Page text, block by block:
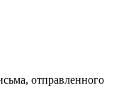
отправленного